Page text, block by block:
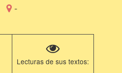
-
Lecturas de sus textos: